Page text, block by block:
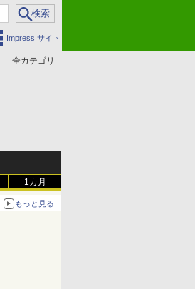
Impress サイト
全カテゴリ
1カ月
もっと見る